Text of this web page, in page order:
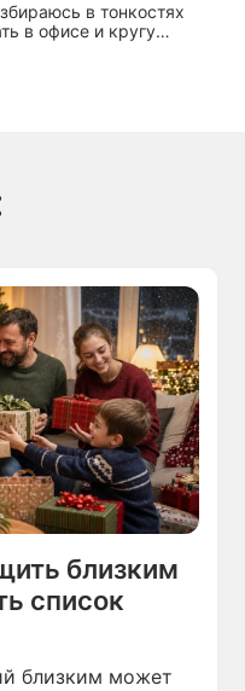
в тонкостях
в офисе и кругу
близким
список
близким может